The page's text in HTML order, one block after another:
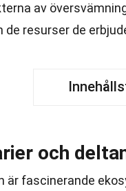
av
de resurser de
och
är fascinerande